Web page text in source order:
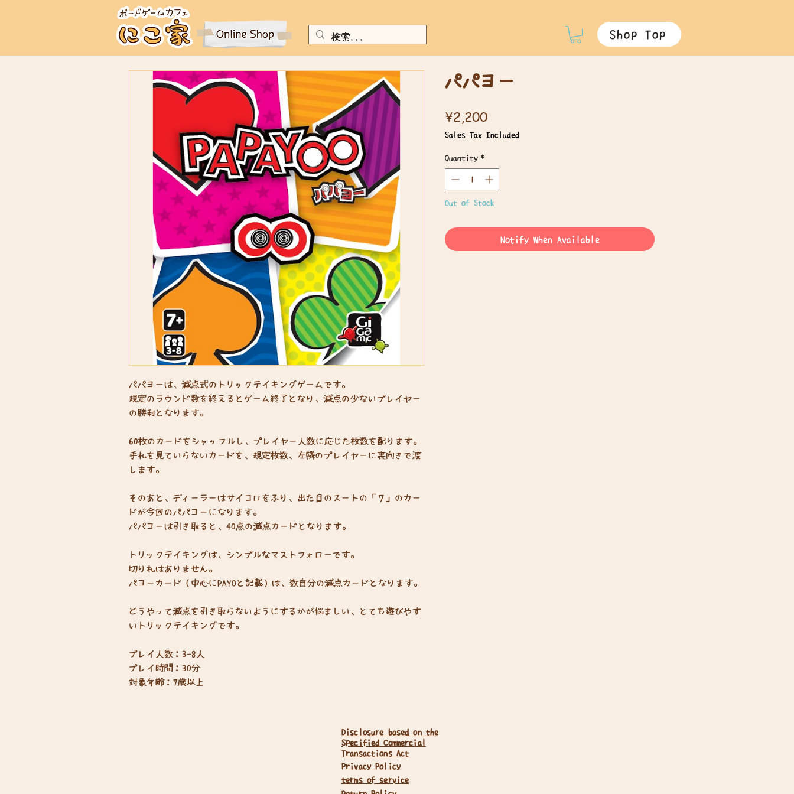
Shop Top
パパヨーは、減点式のトリックテイキングゲームです。
規定のラウンド数を終えるとゲーム終了となり、減点の少ないプレイヤー
の勝利となります。
60枚のカードをシャッフルし、プレイヤー人数に応じた枚数を配ります。
手札を見ていらないカードを、規定枚数、左隣のプレイヤーに裏向きで渡
します。
そのあと、ディーラーはサイコロをふり、出た目のスートの「７」のカー
ドが今回のパパヨーになります。
パパヨーは引き取ると、40点の減点カードとなります。
トリックテイキングは、シンプルなマストフォローです。
切り札はありません。
パヨーカード（中心にPAYOと記載）は、数自分の減点カードとなります。
どうやって減点を引き取らないようにするかが悩ましい、とても遊びやす
いトリックテイキングです。
プレイ人数：3-8人
プレイ時間：30分
対象年齢：7歳以上
パパヨー
¥2,200Price
Sales Tax Included
Quantity *
Out of Stock
Notify When Available
Disclosure based on the
Specified Commercial
Transactions Act
Privacy Policy
terms of service